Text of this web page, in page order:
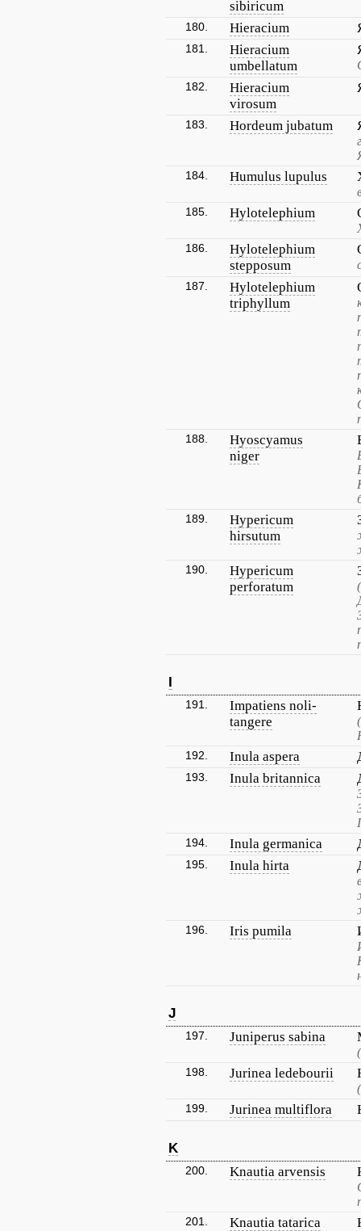
sibiricum
180. Hieracium
181.
Hieracium
umbellatum
182.
Hieracium
virosum
183. Hordeum jubatum
184. Humulus lupulus
185. Hylotelephium
186.
Hylotelephium
stepposum
187.
Hylotelephium
triphyllum
188.
Hyoscyamus
niger
189.
Hypericum
hirsutum
190.
Hypericum
perforatum
I
191.
Impatiens noli-
tangere
192. Inula aspera
193. Inula britannica
194. Inula germanica
195. Inula hirta
196. Iris pumila
J
197. Juniperus sabina
198. Jurinea ledebourii
199. Jurinea multiflora
K
200. Knautia arvensis
201. Knautia tatarica